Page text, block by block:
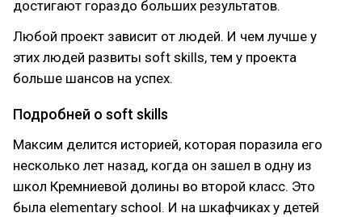
достигают гораздо больших результатов.
Любой проект зависит от людей. И чем лучше у
этих людей развиты soft skills, тем у проекта
больше шансов на успех.
Подробней о soft skills
Максим делится историей, которая поразила его
несколько лет назад, когда он зашел в одну из
школ Кремниевой долины во второй класс. Это
была elementary school. И на шкафчиках у детей